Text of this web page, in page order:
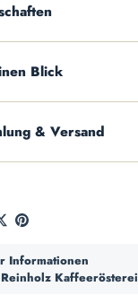
Blick
& Versand
Informationen
Reinholz Kaffeerösterei